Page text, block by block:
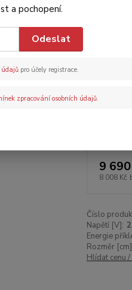
sekáče
9
8 008 Kč
Číslo
Napětí [V]:
Energie
Rozměr
Hlídat cenu
a pochopení.
Odeslat
údajů pro účely registrace.
zpracování osobních údajů.